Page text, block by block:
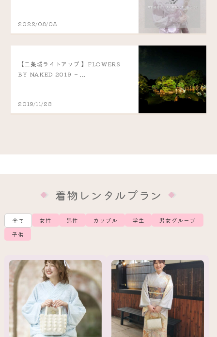
2022/08/08
【二条城ライトアップ 】FLOWERS
BY NAKED 2019 －...
2019/11/23
着物レンタルプラン
全て 女性 男性 カップル 学生
男女グループ
子供